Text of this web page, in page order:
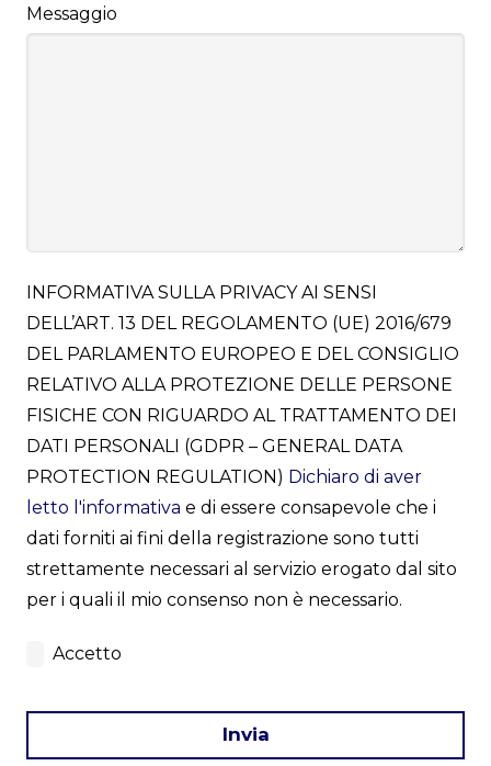
Messaggio
INFORMATIVA SULLA PRIVACY AI SENSI
DELL’ART. 13 DEL REGOLAMENTO (UE) 2016/679
DEL PARLAMENTO EUROPEO E DEL CONSIGLIO
RELATIVO ALLA PROTEZIONE DELLE PERSONE
FISICHE CON RIGUARDO AL TRATTAMENTO DEI
DATI PERSONALI (GDPR – GENERAL DATA
PROTECTION REGULATION) Dichiaro di aver
letto l'informativa e di essere consapevole che i
dati forniti ai fini della registrazione sono tutti
strettamente necessari al servizio erogato dal sito
per i quali il mio consenso non è necessario.
Accetto
Invia